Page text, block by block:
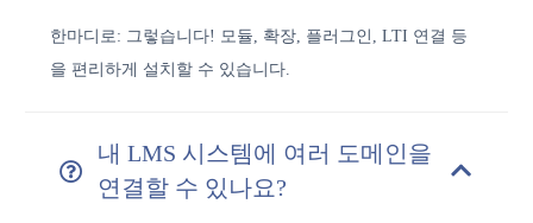
한마디로: 그렇습니다! 모듈, 확장, 플러그인, LTI 연결 등
을 편리하게 설치할 수 있습니다.
내 LMS 시스템에 여러 도메인을
연결할 수 있나요?